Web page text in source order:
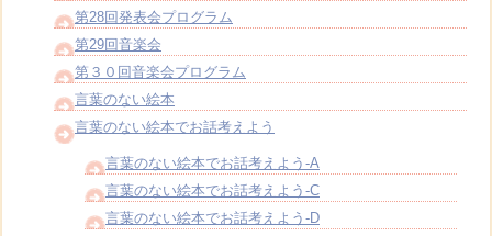
第28回発表会プログラム
第29回音楽会
第３０回音楽会プログラム
言葉のない絵本
言葉のない絵本でお話考えよう
言葉のない絵本でお話考えよう-A
言葉のない絵本でお話考えよう-C
言葉のない絵本でお話考えよう-D